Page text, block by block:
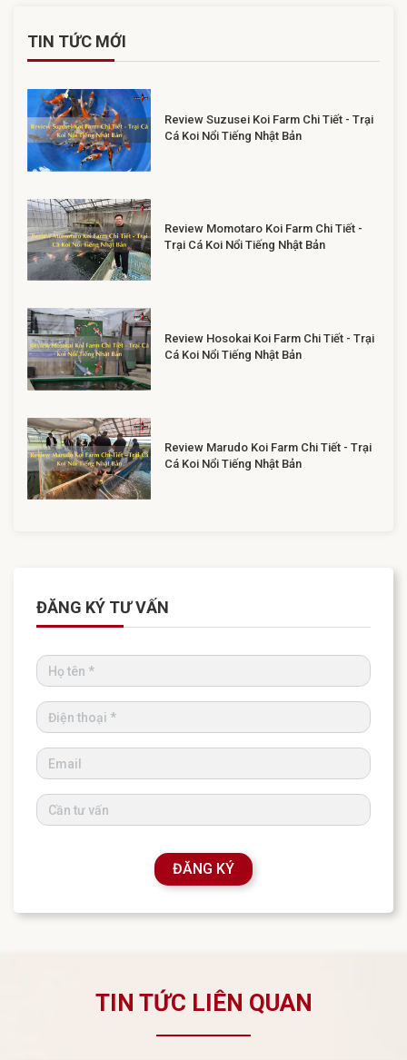
TIN TỨC MỚI
Review Suzusei Koi Farm Chi Tiết - Trại
Cá Koi Nổi Tiếng Nhật Bản
Review Momotaro Koi Farm Chi Tiết -
Trại Cá Koi Nổi Tiếng Nhật Bản
Review Hosokai Koi Farm Chi Tiết - Trại
Cá Koi Nổi Tiếng Nhật Bản
Review Marudo Koi Farm Chi Tiết - Trại
Cá Koi Nổi Tiếng Nhật Bản
ĐĂNG KÝ TƯ VẤN
ĐĂNG KÝ
TIN TỨC LIÊN QUAN